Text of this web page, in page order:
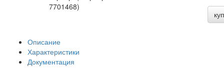
7701468)
Описание
Характеристики
Документация